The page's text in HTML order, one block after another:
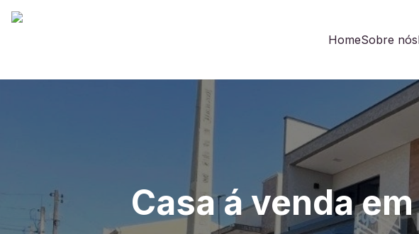
HomeSobre nós
Casa á venda